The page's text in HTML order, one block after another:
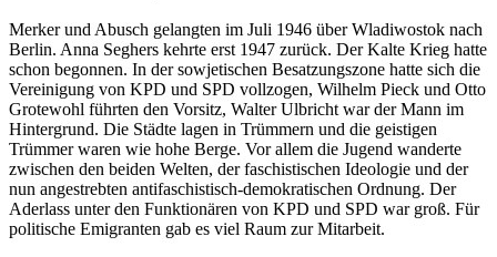
Merker und Abusch gelangten im Juli 1946 über Wladiwostok nach
Berlin. Anna Seghers kehrte erst 1947 zurück. Der Kalte Krieg hatte
schon begonnen. In der sowjetischen Besatzungszone hatte sich die
Vereinigung von KPD und SPD vollzogen, Wilhelm Pieck und Otto
Grotewohl führten den Vorsitz, Walter Ulbricht war der Mann im
Hintergrund. Die Städte lagen in Trümmern und die geistigen
Trümmer waren wie hohe Berge. Vor allem die Jugend wanderte
zwischen den beiden Welten, der faschistischen Ideologie und der
nun angestrebten antifaschistisch-demokratischen Ordnung. Der
Aderlass unter den Funktionären von KPD und SPD war groß. Für
politische Emigranten gab es viel Raum zur Mitarbeit.